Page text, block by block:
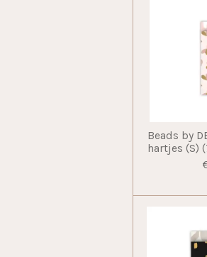
Beads by
hartjes (S)